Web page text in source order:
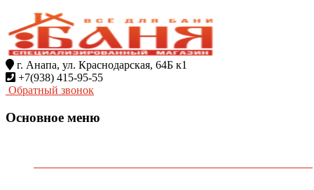
г. Анапа, ул. Краснодарская, 64Б к1
+7(938) 415-95-55
Обратный звонок
Основное меню